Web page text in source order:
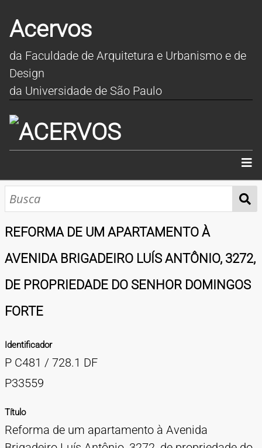
Acervos
da Faculdade de Arquitetura e Urbanismo e de
Design
da Universidade de São Paulo
INÍCIO
EXPEDIENTE
REFORMA DE UM APARTAMENTO À
AVENIDA BRIGADEIRO LUÍS ANTÔNIO, 3272,
DE PROPRIEDADE DO SENHOR DOMINGOS
FORTE
Identificador
P C481 / 728.1 DF
P33559
Título
Reforma de um apartamento à Avenida